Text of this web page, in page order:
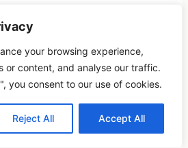
your browsing experience,
or content, and analyse our traffic.
you consent to our use of cookies.
Reject All Accept All
– aber dahinter
Ethnologie schreiben. Er
Welt, in der ein
und ein